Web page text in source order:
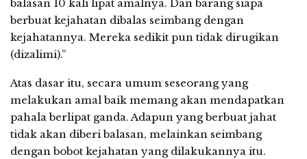
balasan 10 kali lipat amalnya. Dan barang siapa
berbuat kejahatan dibalas seimbang dengan
kejahatannya. Mereka sedikit pun tidak dirugikan
(dizalimi).”
Atas dasar itu, secara umum seseorang yang
melakukan amal baik memang akan mendapatkan
pahala berlipat ganda. Adapun yang berbuat jahat
tidak akan diberi balasan, melainkan seimbang
dengan bobot kejahatan yang dilakukannya itu.